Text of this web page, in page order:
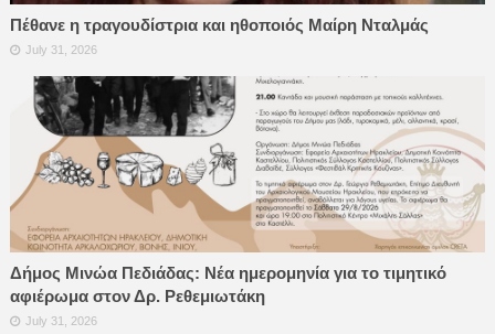
Πέθανε η τραγουδίστρια και ηθοποιός Μαίρη Νταλμάς
July 31, 2026
Δήμος Μινώα Πεδιάδας: Νέα ημερομηνία για το τιμητικό
αφιέρωμα στον Δρ. Ρεθεμιωτάκη
July 31, 2026